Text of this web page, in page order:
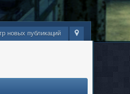
новых публикаций